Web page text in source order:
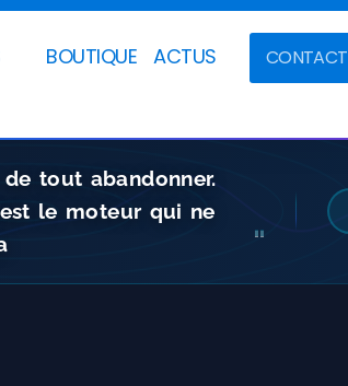
BOUTIQUE ACTUS CONTACT
tout abandonner.
le moteur qui ne
"